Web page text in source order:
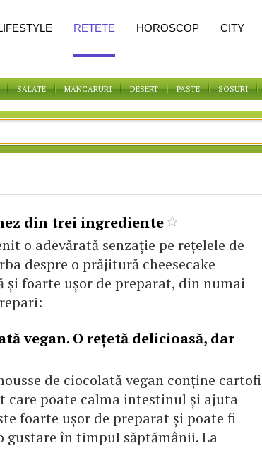
SALATE MANCARURI DESERT PASTE SOSURI
din trei ingrediente
o adevărată senzaţie pe reţelele de
despre o prăjitură cheesecake
și foarte ușor de preparat, din numai
vegan. O rețetă delicioasă, dar
de ciocolată vegan conține cartofi
care poate calma intestinul și ajuta
foarte ușor de preparat și poate fi
în timpul săptămânii. La
RETETE HOROSCOP CITY